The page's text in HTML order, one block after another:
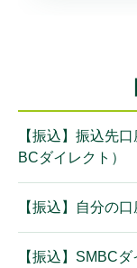
【振込】振込先
BCダイレクト）
【振込】自分の
【振込】SMBC